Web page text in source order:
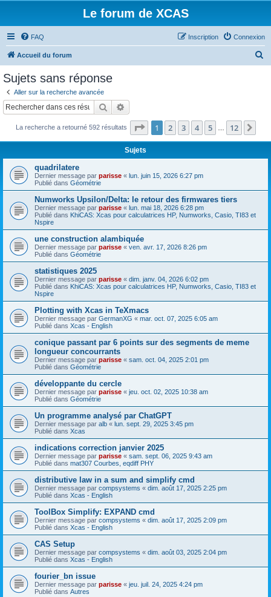
Le forum de XCAS
FAQ Connexion
Inscription
Accueil du forum
c
Sujets sans réponse
Aller sur la recherche avancée
Rechercher
La recherche a retourné 592 résultats Page 1sur12
1 2 3 4 5 12
Sujets
quadrilatere
Dernier message par parisse « lun. juin 15, 2026 6:27 pm
Publié dans Géométrie
Numworks Upsilon/Delta: le retour des firmwares tiers
Dernier message par parisse « lun. mai 18, 2026 6:28 pm
Publié dans KhiCAS: Xcas pour calculatrices HP, Numworks, Casio, TI83 et
Nspire
une construction alambiquée
Dernier message par parisse « ven. avr. 17, 2026 8:26 pm
Publié dans Géométrie
statistiques 2025
Dernier message par parisse « dim. janv. 04, 2026 6:02 pm
Publié dans KhiCAS: Xcas pour calculatrices HP, Numworks, Casio, TI83 et
Nspire
Plotting with Xcas in TeXmacs
Dernier message par GermanXG « mar. oct. 07, 2025 6:05 am
Publié dans Xcas - English
conique passant par 6 points sur des segments de meme
longueur concourrants
Dernier message par parisse « sam. oct. 04, 2025 2:01 pm
Publié dans Géométrie
développante du cercle
Dernier message par parisse « jeu. oct. 02, 2025 10:38 am
Publié dans Géométrie
Un programme analysé par ChatGPT
Dernier message par alb « lun. sept. 29, 2025 3:45 pm
Publié dans Xcas
indications correction janvier 2025
Dernier message par parisse « sam. sept. 06, 2025 9:43 am
Publié dans mat307 Courbes, eqdiff PHY
distributive law in a sum and simplify cmd
Dernier message par compsystems « dim. août 17, 2025 2:25 pm
Publié dans Xcas - English
ToolBox Simplify: EXPAND cmd
Dernier message par compsystems « dim. août 17, 2025 2:09 pm
Publié dans Xcas - English
CAS Setup
Dernier message par compsystems « dim. août 03, 2025 2:04 pm
Publié dans Xcas - English
fourier_bn issue
Dernier message par parisse « jeu. juil. 24, 2025 4:24 pm
Publié dans Autres